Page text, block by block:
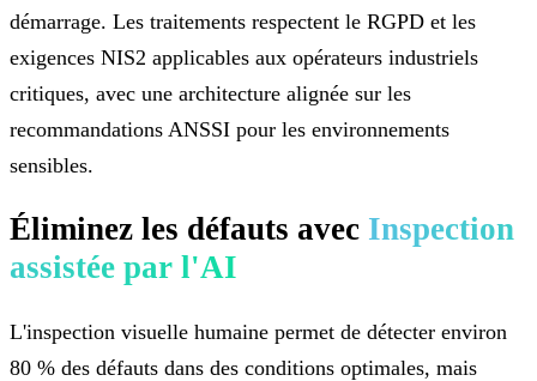
démarrage. Les traitements respectent le RGPD et les
exigences NIS2 applicables aux opérateurs industriels
critiques, avec une architecture alignée sur les
recommandations ANSSI pour les environnements
sensibles.
Éliminez les défauts avec Inspection
assistée par l'AI
L'inspection visuelle humaine permet de détecter environ
80 % des défauts dans des conditions optimales, mais